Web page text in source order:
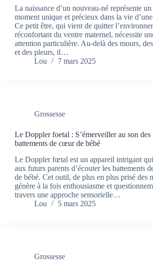
La naissance d’un nouveau-né représente un
moment unique et précieux dans la vie
Ce petit être, qui vient de quitter
réconfortant du ventre maternel, nécessite
attention particulière. Au-delà des mours,
et des pleurs, il…
Lou
7 mars 2025
Grossesse
Le Doppler foetal : S’émerveiller au son des
battements de cœur de bébé
Le Doppler fœtal est un appareil intrigant
aux futurs parents d’écouter les battements
de bébé. Cet outil, de plus en plus prisé des
génère à la fois enthousiasme et
travers une approche sensorielle…
Lou
5 mars 2025
Grossesse